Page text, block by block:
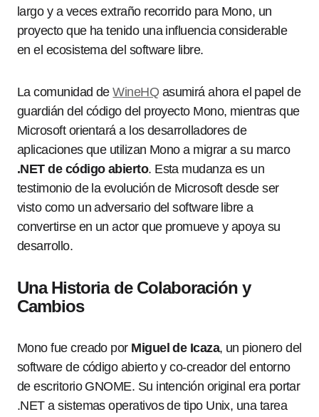
largo y a veces extraño recorrido para Mono, un
proyecto que ha tenido una influencia considerable
en el ecosistema del software libre.
La comunidad deWineHQ asumirá ahora el papel de
guardián del código del proyecto Mono, mientras que
Microsoft orientará a los desarrolladores de
aplicaciones que utilizan Mono a migrar a su marco
.NET de código abierto. Esta mudanza es un
testimonio de la evolución de Microsoft desde ser
visto como un adversario del software libre a
convertirse en un actor que promueve y apoya su
desarrollo.
Una Historia de Colaboración y
Cambios
Mono fue creado por Miguel de Icaza, un pionero del
software de código abierto y co-creador del entorno
de escritorio GNOME. Su intención original era portar
.NET a sistemas operativos de tipo Unix, una tarea